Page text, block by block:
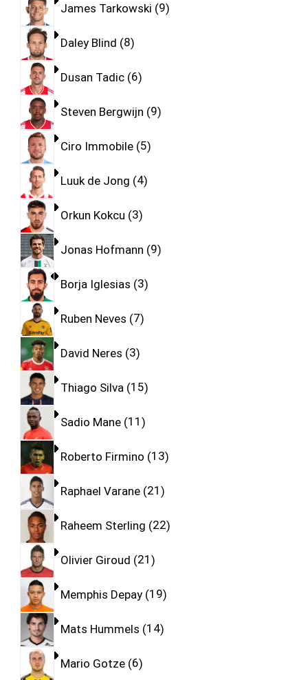
James Tarkowski 9
Daley Blind 8
Dusan Tadic 6
Steven Bergwijn 9
Ciro Immobile 5
Luuk de Jong 4
Orkun Kokcu 3
Jonas Hofmann 9
Borja Iglesias 3
Ruben Neves 7
David Neres 3
Thiago Silva 15
Sadio Mane 11
Roberto Firmino 13
Raphael Varane 21
Raheem Sterling 22
Olivier Giroud 21
Memphis Depay 19
Mats Hummels 14
Mario Gotze 6